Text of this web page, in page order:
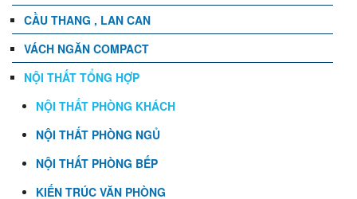
CẦU THANG , LAN CAN
VÁCH NGĂN COMPACT
NỘI THẤT TỔNG HỢP
NỘI THẤT PHÒNG KHÁCH
NỘI THẤT PHÒNG NGỦ
NỘI THẤT PHÒNG BẾP
KIẾN TRÚC VĂN PHÒNG